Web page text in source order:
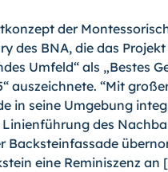
der
des BNA, die das
Umfeld“ als „Bestes
aus­zeichnete. “Mit
in seine Umgebung
des
Backsteinfassade
eine Reminiszenz an